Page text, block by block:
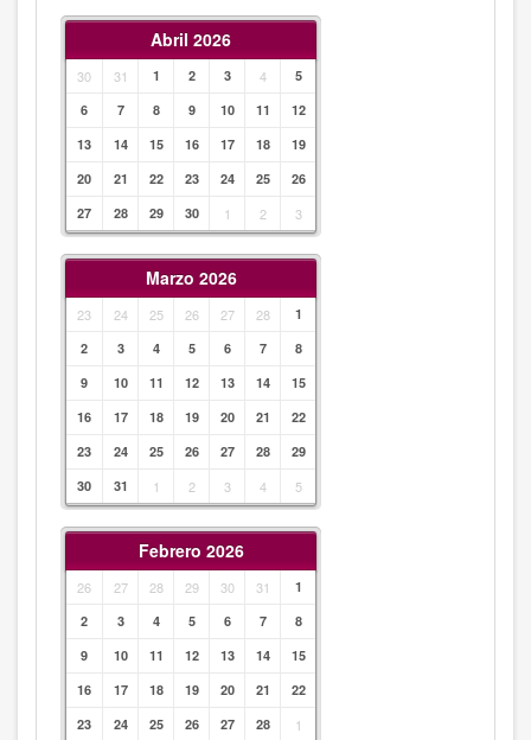
Abril 2026
30 31 1 2 3 4
5
6
7 8 9 10 11
12
13
14 15 16 17 18
19
20
21 22 23 24 25
26
27
28 29 30 1 2 3
Marzo 2026
23 24 25 26 27 28
1
2
3 4 5 6 7
8
9
10 11 12 13 14
15
16
17 18 19 20 21
22
23
24 25 26 27 28
29
30
31 1 2 3 4 5
Febrero 2026
26 27 28 29 30 31
1
2
3 4 5 6 7
8
9
10 11 12 13 14
15
16
17 18 19 20 21
22
23
24 25 26 27 28 1